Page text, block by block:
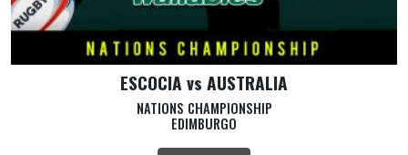
ESCOCIA vs AUSTRALIA
NATIONS CHAMPIONSHIP
EDIMBURGO